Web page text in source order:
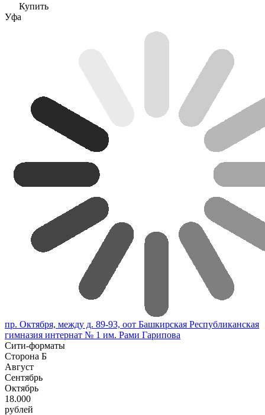
Купить
Уфа
пр. Октября, между д. 89-93, оот Башкирская Республиканская
гимназия интернат № 1 им. Рами Гарипова
Сити-форматы
Сторона Б
Август
Сентябрь
Октябрь
18.000
рублей